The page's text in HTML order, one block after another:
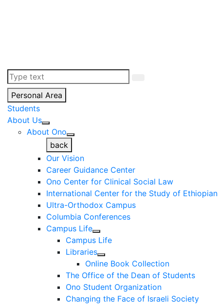
Personal Area
Students
About Us
About Ono
back
Our Vision
Career Guidance Center
Ono Center for Clinical Social Law
International Center for the Study of
Ultra-Orthodox Campus
Columbia Conferences
Campus Life
Campus Life
Libraries
Online Book Collection
The Office of the Dean of Students
Ono Student Organization
Changing the Face of Israeli Society